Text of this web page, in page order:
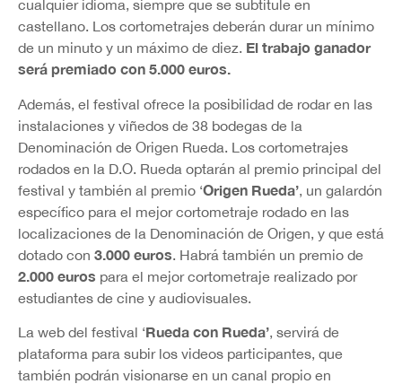
cualquier idioma, siempre que se subtitule en
castellano. Los cortometrajes deberán durar un mínimo
de un minuto y un máximo de diez. El trabajo ganador
será premiado con 5.000 euros.
Además, el festival ofrece la posibilidad de rodar en las
instalaciones y viñedos de 38 bodegas de la
Denominación de Origen Rueda. Los cortometrajes
rodados en la D.O. Rueda optarán al premio principal del
festival y también al premio ‘Origen Rueda’ , un galardón
específico para el mejor cortometraje rodado en las
localizaciones de la Denominación de Origen, y que está
dotado con 3.000 euros . Habrá también un premio de
2.000 euros para el mejor cortometraje realizado por
estudiantes de cine y audiovisuales.
La web del festival ‘Rueda con Rueda’, servirá de
plataforma para subir los videos participantes, que
también podrán visionarse en un canal propio en